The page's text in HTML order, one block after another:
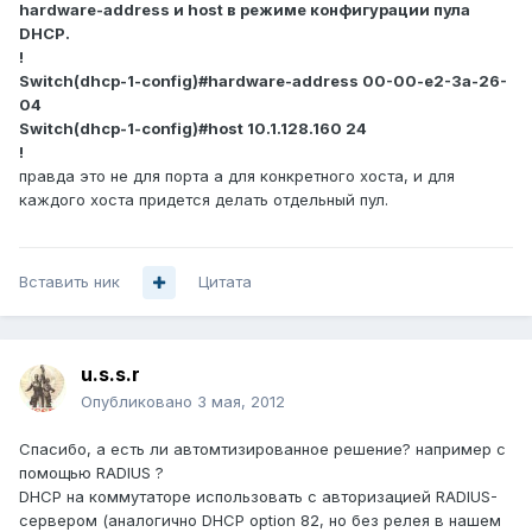
hardware-address и host в режиме конфигурации пула
DHCP.
!
Switch(dhcp-1-config)#hardware-address 00-00-e2-3a-26-
04
Switch(dhcp-1-config)#host 10.1.128.160 24
!
правда это не для порта а для конкретного хоста, и для
каждого хоста придется делать отдельный пул.
Вставить ник Цитата
u.s.s.r
Опубликовано 3 мая, 2012
Спасибо, а есть ли автомтизированное решение? например с
помощью RADIUS ?
DHCP на коммутаторе использовать с авторизацией RADIUS-
сервером (аналогично DHCP option 82, но без релея в нашем